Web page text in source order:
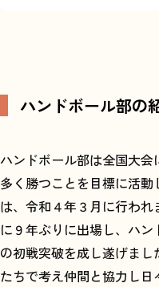
ハンドボール部の
ハンドボール部は全国大会
多く勝つことを目標に活
は、令和４年３月に行わ
に９年ぶりに出場し、ハ
の初戦突破を成し遂げま
たちで考え仲間と協力し